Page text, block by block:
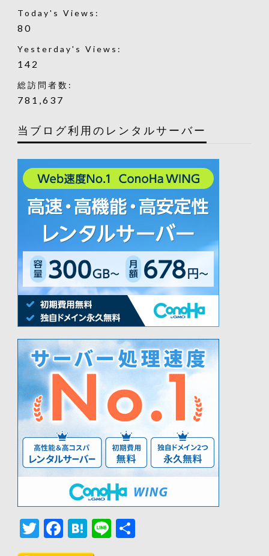
Today's Views:
80
Yesterday's Views:
142
総訪問者数:
781,637
当ブログ利用のレンタルサーバー
Twitter
Facebook
Hatena
Line
共